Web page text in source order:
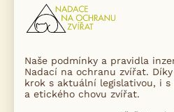
Naše podmínky a pravidla
Nadací na ochranu zvířat.
krok s aktuální legislativou, i
a etického chovu zvířat.